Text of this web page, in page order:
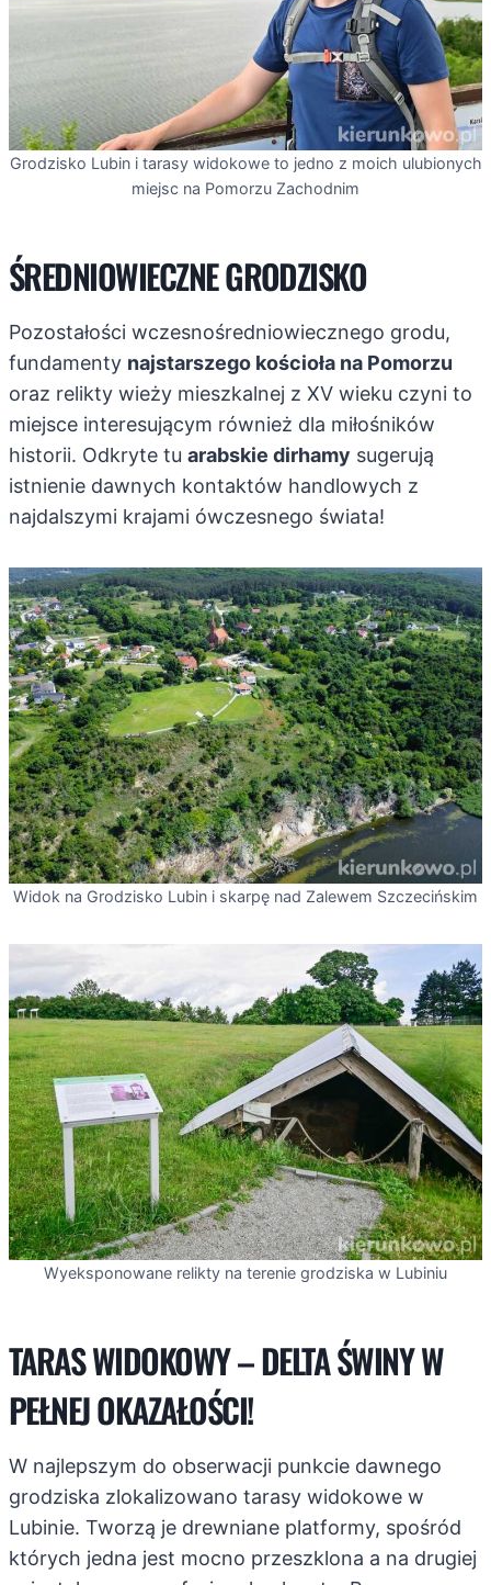
Grodzisko Lubin i tarasy widokowe to jedno z moich ulubionych
miejsc na Pomorzu Zachodnim
ŚREDNIOWIECZNE GRODZISKO
Pozostałości wczesnośredniowiecznego grodu,
fundamenty najstarszego kościoła na Pomorzu
oraz relikty wieży mieszkalnej z XV wieku czyni to
miejsce interesującym również dla miłośników
historii. Odkryte tu arabskie dirhamy sugerują
istnienie dawnych kontaktów handlowych z
najdalszymi krajami ówczesnego świata!
Widok na Grodzisko Lubin i skarpę nad Zalewem Szczecińskim
Wyeksponowane relikty na terenie grodziska w Lubiniu
TARAS WIDOKOWY – DELTA ŚWINY W
PEŁNEJ OKAZAŁOŚCI!
W najlepszym do obserwacji punkcie dawnego
grodziska zlokalizowano tarasy widokowe w
Lubinie. Tworzą je drewniane platformy, spośród
których jedna jest mocno przeszklona a na drugiej